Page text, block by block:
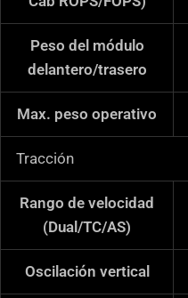
*
Peso del módulo
delantero/trasero
Max. peso operativo
Tracción
Rango de velocidad
(Dual/TC/AS)
Oscilación vertical